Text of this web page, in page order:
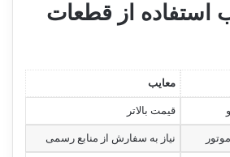
استفاده از قطعات
معایب
قیمت بالاتر
نیاز به سفارش از منابع رسمی